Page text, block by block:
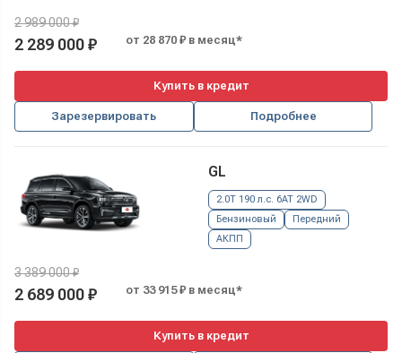
2 989 000 ₽
2 289 000 ₽ от 28 870 ₽ в месяц*
Купить в кредит
Зарезервировать Подробнее
GL
2.0T 190 л.с. 6AT 2WD
Бензиновый
Передний
АКПП
3 389 000 ₽
2 689 000 ₽ от 33 915 ₽ в месяц*
Купить в кредит